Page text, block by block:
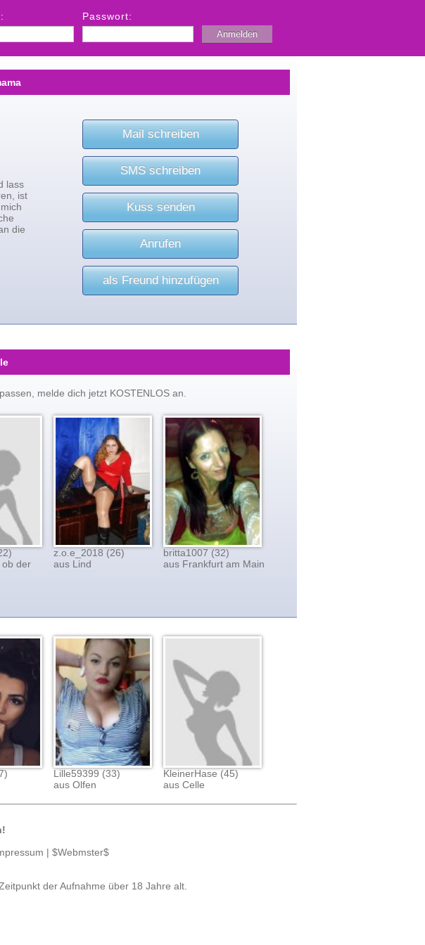
Passwort:
lass
ist
die
Mail schreiben
SMS schreiben
Kuss senden
Anrufen
als Freund hinzufügen
melde dich jetzt KOSTENLOS an.
der
z.o.e_2018 (26)
aus Lind
britta1007 (32)
aus Frankfurt am Main
Lille59399 (33)
aus Olfen
KleinerHase (45)
aus Celle
| $Webmster$
der Aufnahme über 18 Jahre alt.